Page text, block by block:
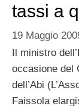
tassi a
19 Maggio
Il ministro
occasione del
dell’Abi
Faissola